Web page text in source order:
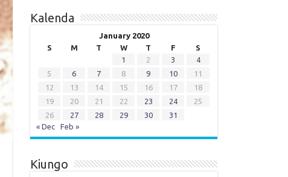
Kalenda
January 2020
S
M T W T F
S
1
2 3
4
5
6 7 8 9 10
11
12
13 14 15 16 17
18
19
20 21 22 23 24
25
26
27 28 29 30
31
« Dec
Feb »
Kiungo